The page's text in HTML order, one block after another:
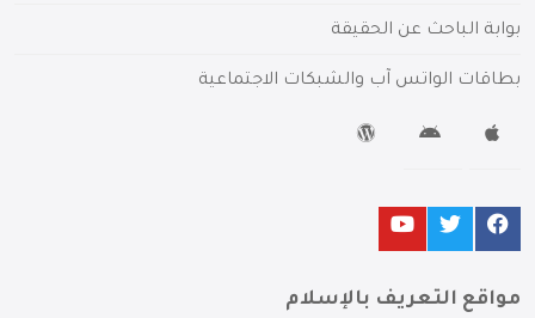
بوابة الباحث عن الحقيقة
بطاقات الواتس آب والشبكات الاجتماعية
مواقع التعريف بالإسلام